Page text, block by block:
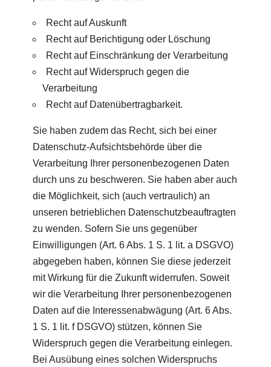
Recht auf Auskunft
Recht auf Berichtigung oder Löschung
Recht auf Einschränkung der Verarbeitung
Recht auf Widerspruch gegen die
Verarbeitung
Recht auf Datenübertragbarkeit.
Sie haben zudem das Recht, sich bei einer
Datenschutz-Aufsichtsbehörde über die
Verarbeitung Ihrer personenbezogenen Daten
durch uns zu beschweren. Sie haben aber auch
die Möglichkeit, sich (auch vertraulich) an
unseren betrieblichen Datenschutzbeauftragten
zu wenden. Sofern Sie uns gegenüber
Einwilligungen (Art. 6 Abs. 1 S. 1 lit. a DSGVO)
abgegeben haben, können Sie diese jederzeit
mit Wirkung für die Zukunft widerrufen. Soweit
wir die Verarbeitung Ihrer personenbezogenen
Daten auf die Interessenabwägung (Art. 6 Abs.
1 S. 1 lit. f DSGVO) stützen, können Sie
Widerspruch gegen die Verarbeitung einlegen.
Bei Ausübung eines solchen Widerspruchs